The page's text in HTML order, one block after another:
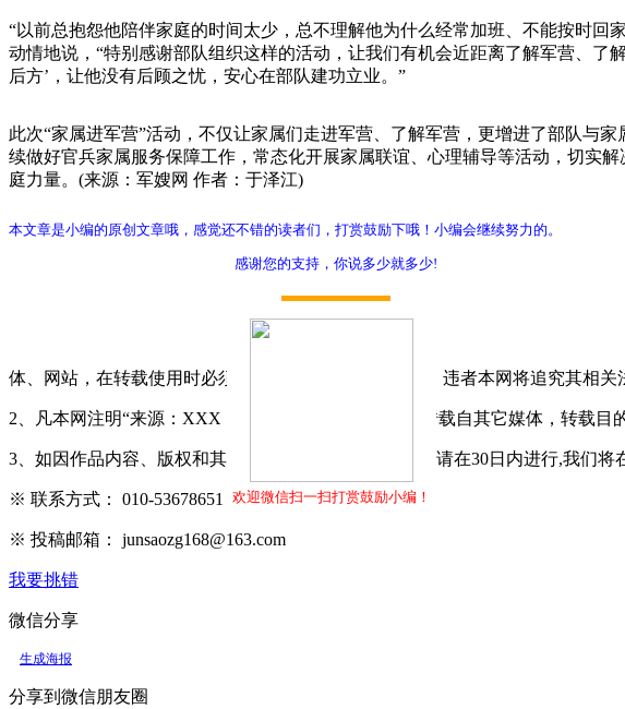
“以前总抱怨他陪伴家庭的时间太少，总不理解他为什么经常加班、不能按时
动情地说，“特别感谢部队组织这样的活动，让我们有机会近距离了解军营、
后方’，让他没有后顾之忧，安心在部队建功立业。”
此次“家属进军营”活动，不仅让家属们走进军营、了解军营，更增进了部队与
续做好官兵家属服务保障工作，常态化开展家属联谊、心理辅导等活动，切实
庭力量。(来源：军嫂网 作者：于泽江)
本文章是小编的原创文章哦，感觉还不错的读者们，打赏鼓励下哦！小编会继续努力的。
感谢您的支持，你说多少就多少!
欢迎微信扫一扫打赏鼓励小编！
体、网站，在转载使用时必须注明"稿件来源：军嫂网"，违者本网将追究其相关
2、凡本网注明“来源：XXX（非军嫂网）”的作品，均转载自其它媒体，转载目
3、如因作品内容、版权和其它问题需要同本网联系的，请在30日内进行,我们将
※ 联系方式： 010-53678651
※ 投稿邮箱： junsaozg168@163.com
我要挑错
微信分享
生成海报
分享到微信朋友圈